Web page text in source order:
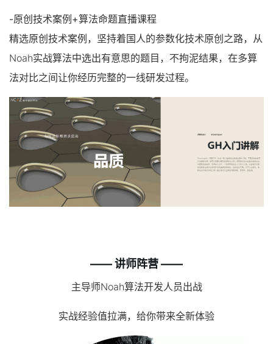
-原创技术案例+算法命题直播课程
精选原创技术案例，坚持着国人的参数化技术原创之路，从
Noah实战算法中选出有意思的题目，不拘泥结果，在多算
法对比之间让你经历完整的一线研发过程。
—— 讲师阵营 ——
主导师Noah算法开发人员出战
实战经验值拉满，给你带来全新体验